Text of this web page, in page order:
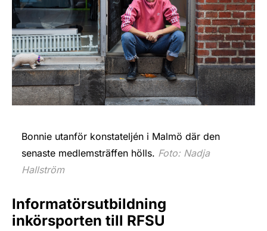
Bonnie utanför konstateljén i Malmö där den
senaste medlemsträffen hölls. Foto: Nadja
Hallström
Informatörsutbildning
inkörsporten till RFSU